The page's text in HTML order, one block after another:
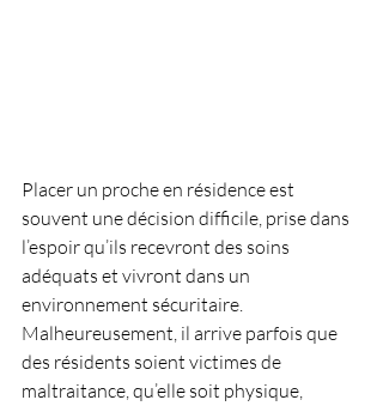
Placer un proche en résidence est
souvent une décision difficile, prise dans
l’espoir qu’ils recevront des soins
adéquats et vivront dans un
environnement sécuritaire.
Malheureusement, il arrive parfois que
des résidents soient victimes de
maltraitance, qu’elle soit physique,